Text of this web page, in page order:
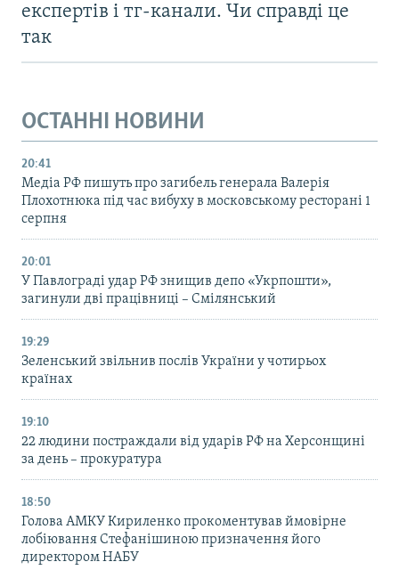
експертів і тг-канали. Чи справді це
так
ОСТАННІ НОВИНИ
20:41
Медіа РФ пишуть про загибель генерала Валерія
Плохотнюка під час вибуху в московському ресторані 1
серпня
20:01
У Павлограді удар РФ знищив депо «Укрпошти»,
загинули дві працівниці – Смілянський
19:29
Зеленський звільнив послів України у чотирьох
країнах
19:10
22 людини постраждали від ударів РФ на Херсонщині
за день – прокуратура
18:50
Голова АМКУ Кириленко прокоментував ймовірне
лобіювання Стефанішиною призначення його
директором НАБУ